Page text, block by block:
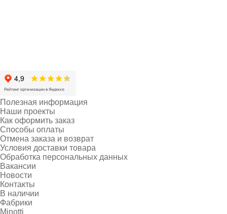
Полезная информация
Наши проекты
Как оформить заказ
Способы оплаты
Отмена заказа и возврат
Условия доставки товара
Обработка персональных данных
Вакансии
Новости
Контакты
В наличии
Фабрики
Minotti